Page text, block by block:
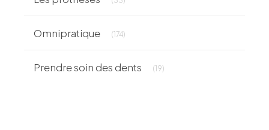
Omnipratique (174)
Prendre soin des dents (19)